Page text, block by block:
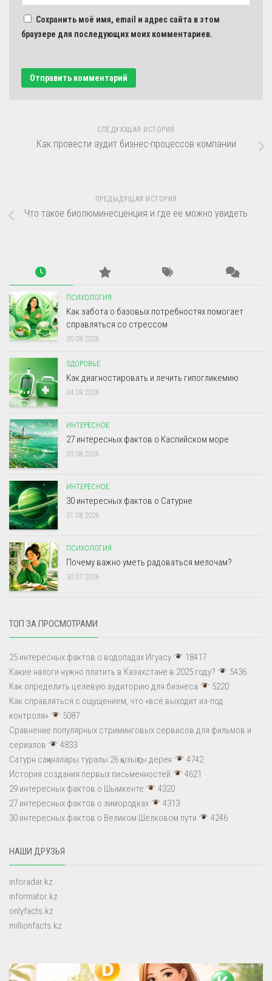
Сохранить моё имя, email и адрес сайта в этом
браузере для последующих моих комментариев.
СЛЕДУЮЩАЯ ИСТОРИЯ
Как провести аудит бизнес-процессов компании
ПРЕДЫДУЩАЯ ИСТОРИЯ
Что такое биолюминесценция и где ее можно увидеть
ПСИХОЛОГИЯ
Как забота о базовых потребностях помогает
справляться со стрессом
05.08.2026
ЗДОРОВЬЕ
Как диагностировать и лечить гипогликемию
04.08.2026
ИНТЕРЕСНОЕ
27 интересных фактов о Каспийском море
03.08.2026
ИНТЕРЕСНОЕ
30 интересных фактов о Сатурне
01.08.2026
ПСИХОЛОГИЯ
Почему важно уметь радоваться мелочам?
30.07.2026
ТОП ЗА ПРОСМОТРАМИ
25 интересных фактов о водопадах Игуасу
18417
Какие налоги нужно платить в Казахстане в 2025 году?
5436
Как определить целевую аудиторию для бизнеса
5220
Как справляться с ощущением, что «всё выходит из-под
контроля»
5087
Сравнение популярных стриминговых сервисов для фильмов и
сериалов
4833
Сатурн сақиналары туралы 26 қызықты дерек
4742
История создания первых письменностей
4621
29 интересных фактов о Шымкенте
4320
27 интересных фактов о зимородках
4313
30 интересных фактов о Великом Шёлковом пути
4246
НАШИ ДРУЗЬЯ
inforadar.kz
informator.kz
onlyfacts.kz
millionfacts.kz